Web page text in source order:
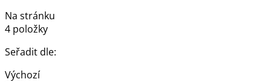
Na stránku
4 položky
Seřadit dle:
Výchozí